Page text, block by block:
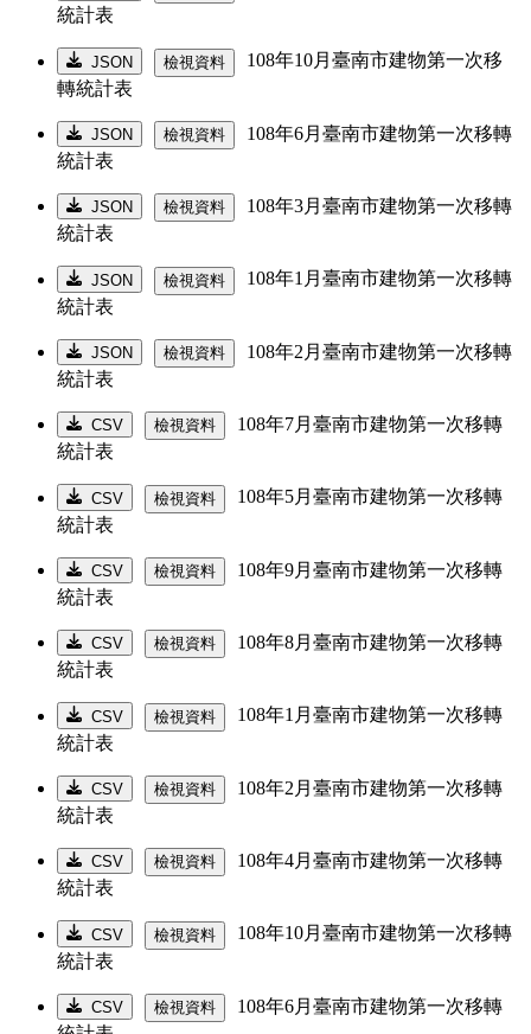
統計表
JSON 檢視資料
108年10月臺南市建物第一次移
轉統計表
JSON 檢視資料
108年6月臺南市建物第一次移轉
統計表
JSON 檢視資料
108年3月臺南市建物第一次移轉
統計表
JSON 檢視資料
108年1月臺南市建物第一次移轉
統計表
JSON 檢視資料
108年2月臺南市建物第一次移轉
統計表
CSV 檢視資料
108年7月臺南市建物第一次移轉
統計表
CSV 檢視資料
108年5月臺南市建物第一次移轉
統計表
CSV 檢視資料
108年9月臺南市建物第一次移轉
統計表
CSV 檢視資料
108年8月臺南市建物第一次移轉
統計表
CSV 檢視資料
108年1月臺南市建物第一次移轉
統計表
CSV 檢視資料
108年2月臺南市建物第一次移轉
統計表
CSV 檢視資料
108年4月臺南市建物第一次移轉
統計表
CSV 檢視資料
108年10月臺南市建物第一次移轉
統計表
CSV 檢視資料
108年6月臺南市建物第一次移轉